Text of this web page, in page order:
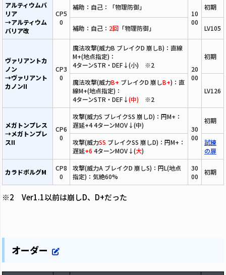
アルティウムバ
リア
→アルティウム
バリア改
CP5
0
補助：自己：「物理防御」
10
00
初期
補助：自己： 2回 「物理防御」 LV105
ヴァリアントカ
ノン
→ヴァリアント
カノンII
CP3
0
魔法攻撃(威力B ブレイクD 崩しB)：直線
M+(地点指定)：
4ターンSTR・DEF↓(小) ※2
20
00
初期
魔法攻撃(威力B+ ブレイクD 崩しB+)：直
線M+(地点指定)：
4ターンSTR・DEF↓(中) ※2
LV126
メガトンプレス
→メガトンプレ
スII
CP6
0
攻撃(威力S ブレイクSS 崩しD)：円M+：
遅延+4 4ターンMOV↓(中)
30
00
初期
攻撃(威力SS ブレイクSS 崩しD)：円M+：
遅延+6 4ターンMOV↓(大)
試練
の扉
カラドボルグM
CP8
0
攻撃(威力A ブレイクD 崩しS)：円L(地点
指定)：気絶60%
30
00
初期
※2 Ver1.1以前は崩しD、D+だった
オーダー